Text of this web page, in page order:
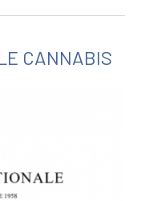
CANNABIS